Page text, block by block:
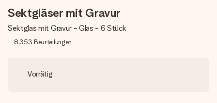
Sektgläser mit Gravur
Sektglas mit Gravur - Glas - 6 Stück
8,353 Beurteilungen
Vorrätig